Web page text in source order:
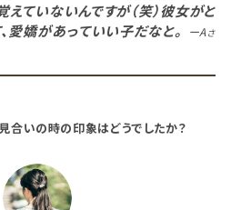
ていないんですが（笑）彼女がと
愛嬌があっていい子だなと。
ーA さ
合いの時の印象はどうでしたか？